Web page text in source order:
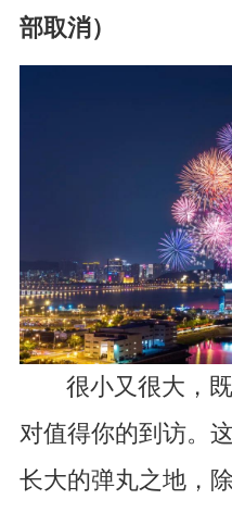
部取消）
很小又很大，
对值得你的到访。
长大的弹丸之地，